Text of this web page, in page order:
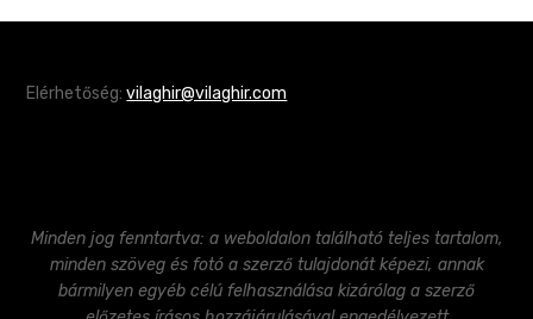
Elérhetőség:vilaghir@vilaghir.com
Minden jog fenntartva: a weboldalon található teljes tartalom,
minden szöveg és fotó a szerző tulajdonát képezi, annak
bármilyen egyéb célú felhasználása kizárólag a szerző